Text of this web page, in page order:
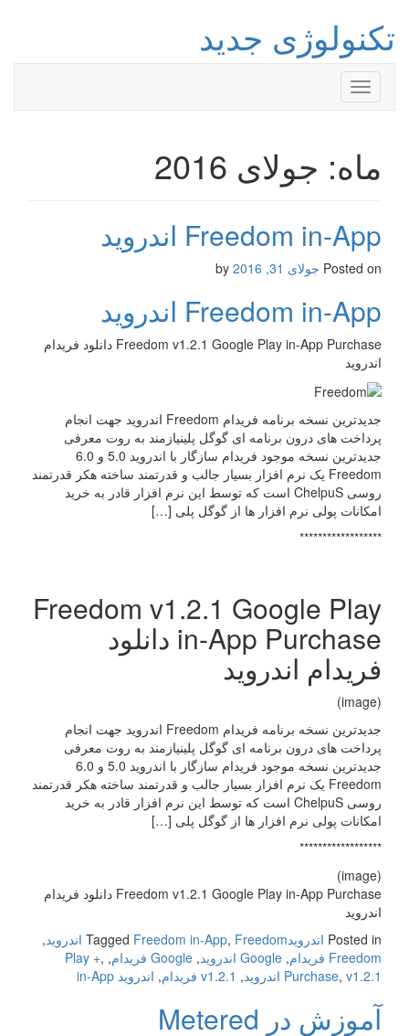
تکنولوژی جدید
Toggle
navigation
ماه: جولای 2016
Freedom in-App اندروید
Posted on جولای 31, 2016
Freedom in-App اندروید
Freedom v1.2.1 Google Play in-App Purchase دانلود فریدام
اندروید
جدیدترین نسخه برنامه فریدام Freedom اندروید جهت انجام
پرداخت های درون برنامه ای گوگل پلینیازمند به روت معرفی
جدیدترین نسخه موجود فریدام سازگار با اندروید 5.0 و 6.0
Freedom یک نرم افزار بسیار جالب و قدرتمند ساخته هکر قدرتمند
روسی ChelpuS است که توسط این نرم افزار قادر به خرید
امکانات پولی نرم افزار ها از گوگل پلی […]
******************
Freedom v1.2.1 Google Play
in-App Purchase دانلود
فریدام اندروید
(image)
جدیدترین نسخه برنامه فریدام Freedom اندروید جهت انجام
پرداخت های درون برنامه ای گوگل پلینیازمند به روت معرفی
جدیدترین نسخه موجود فریدام سازگار با اندروید 5.0 و 6.0
Freedom یک نرم افزار بسیار جالب و قدرتمند ساخته هکر قدرتمند
روسی ChelpuS است که توسط این نرم افزار قادر به خرید
امکانات پولی نرم افزار ها از گوگل پلی […]
******************
(image)
Freedom v1.2.1 Google Play in-App Purchase دانلود فریدام
اندروید
Posted in اندروید Tagged Freedom in-App, Freedom اندروید
,
Freedom فریدام
, Google اندروید , Google فریدام ,
Play +,
Purchase, v1.2.1 اندروید , v1.2.1 فریدام , اندروید in-App
آموزش در Metered